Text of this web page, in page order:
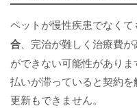
ペットが慢性疾患でなくて
合、完治が難しく治療費
ができない可能性があり
払いが滞っていると契約
更新もできません。